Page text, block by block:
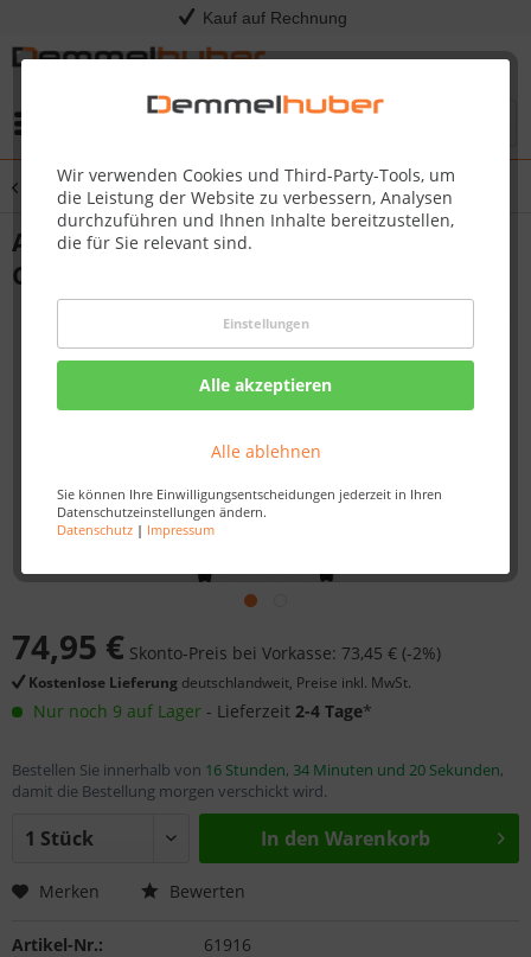
Kauf auf Rechnung
Wir verwenden Cookies und Third-Party-Tools, um
die Leistung der Website zu verbessern, Analysen
durchzuführen und Ihnen Inhalte bereitzustellen,
die für Sie relevant sind.
Einstellungen
Alle akzeptieren
Alle ablehnen
Sie können Ihre Einwilligungsentscheidungen jederzeit in Ihren
Datenschutzeinstellungen ändern.
Datenschutz| Impressum
Übersicht Grillabdeckung
Abdeckhaube Holzkohlegrill PRO22K-
CART-3
74,95 € Skonto-Preis bei Vorkasse: 73,45 € (-2%)
Kostenlose Lieferung deutschlandweit, Preise inkl. MwSt.
Nur noch 9 auf Lager - Lieferzeit 2-4 Tage*
Bestellen Sie innerhalb von 16 Stunden, 34 Minuten und 20 Sekunden,
damit die Bestellung morgen verschickt wird.
In den Warenkorb
Merken Bewerten
Artikel-Nr.:
61916